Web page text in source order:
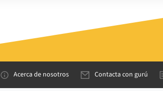
Acerca de nosotros Contacta con gurú